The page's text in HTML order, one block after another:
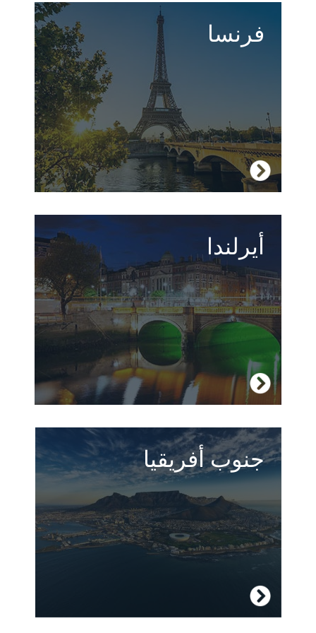
فرنسا
يوجد في فرنسا ما هو أكثر من فن الطبخ الراقي
وصيحات الموضة.
زر فرنسا
أيرلندا
ريف وشريط ساحلي بري يحيط بدُبلن الشهيرة،
أكثر مدن الطلاب في أوربا مرحًا وأيسرها تكلفة.
زر إيرلندا
جنوب أفريقيا
مناظر طبيعية وحياة برية منقطعة النظير،
موجودة جنب إلى جنب مع مدن حديثة متعددة
الثقافات.